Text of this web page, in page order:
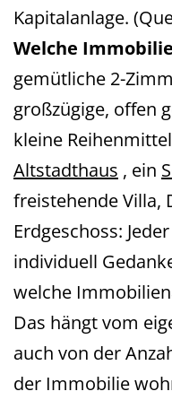
Kapitalanlage.
Welche
gemütliche 2-
großzügige, offen
kleine
Altstadthaus , ein
freistehende Villa,
Erdgeschoss:
individuell
welche
Das hängt vom
auch von der
der Immobilie